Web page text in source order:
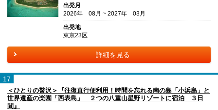
出発月
2026年 08月 ~ 2027年 03月
出発地
東京23区
詳細を見る
17
＜ひとりの贅沢＞『往復直行便利用！時間を忘れる南の島「小浜島」と
世界遺産の楽園「西表島」 ２つの八重山星野リゾートに宿泊 ３日
間』